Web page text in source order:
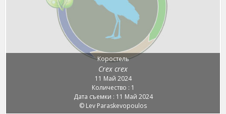
Коростель
Crex crex
11 Май 2024
Количество : 1
Дата съемки : 11 Май 2024
© Lev Paraskevopoulos